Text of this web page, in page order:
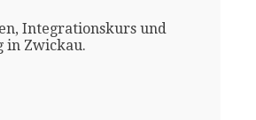
Integrationskurs und
in Zwickau.